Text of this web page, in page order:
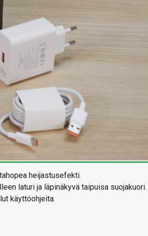
heijastusefekti.
laturi ja läpinäkyvä taipuisa suojakuori.
käyttöohjeita.